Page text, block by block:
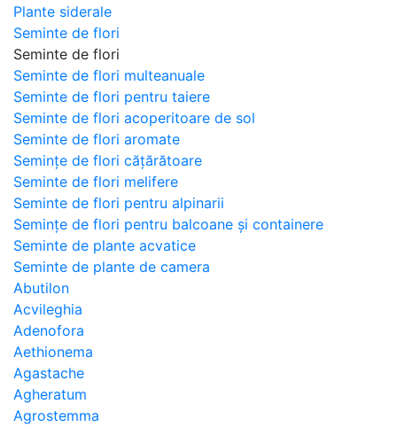
Plante siderale
Seminte de flori
Seminte de flori
Seminte de flori multeanuale
Seminte de flori pentru taiere
Seminte de flori acoperitoare de sol
Seminte de flori aromate
Semințe de flori cățărătoare
Seminte de flori melifere
Seminte de flori pentru alpinarii
Semințe de flori pentru balcoane și containere
Seminte de plante acvatice
Seminte de plante de camera
Abutilon
Acvileghia
Adenofora
Aethionema
Agastache
Agheratum
Agrostemma